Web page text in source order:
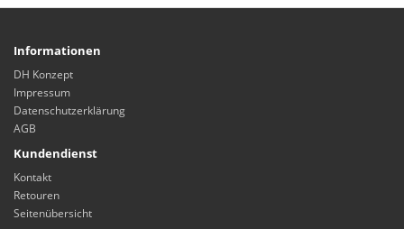
Informationen
DH Konzept
Impressum
Datenschutzerklärung
AGB
Kundendienst
Kontakt
Retouren
Seitenübersicht